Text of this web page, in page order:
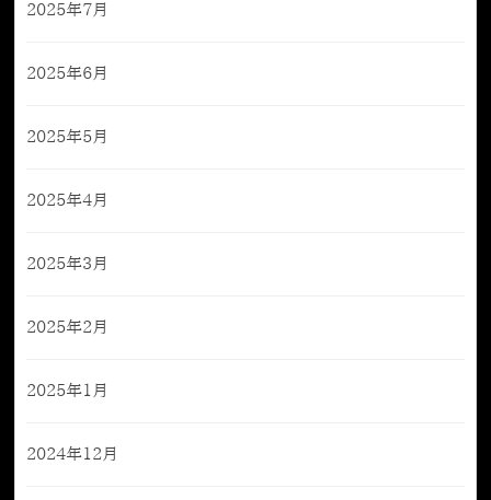
2025年7月
2025年6月
2025年5月
2025年4月
2025年3月
2025年2月
2025年1月
2024年12月